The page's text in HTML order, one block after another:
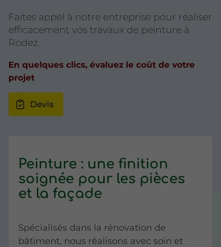
Faites appel à notre entreprise pour réaliser
efficacement vos travaux de peinture à
Rodez.
En quelques clics, évaluez le coût de votre
projet
Devis
Peinture : une finition
soignée pour les pièces
et la façade
Spécialisés dans la rénovation de
bâtiment, nous réalisons avec soin et